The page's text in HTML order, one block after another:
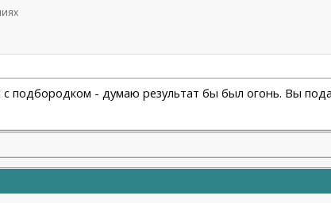
с подбородком - думаю результат бы был огонь. Вы